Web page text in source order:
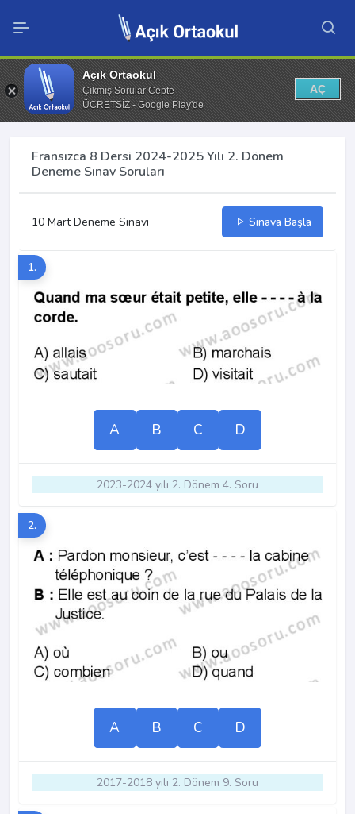
Açık Ortaokul
Çıkmış Sorular Cepte
ÜCRETSİZ - Google Play'de
AÇ
Fransızca 8 Dersi 2024-2025 Yılı 2. Dönem
Deneme Sınav Soruları
10 Mart Deneme Sınavı Sınava Başla
1.
A B C D
2023-2024 yılı 2. Dönem 4. Soru
2.
A B C D
2017-2018 yılı 2. Dönem 9. Soru